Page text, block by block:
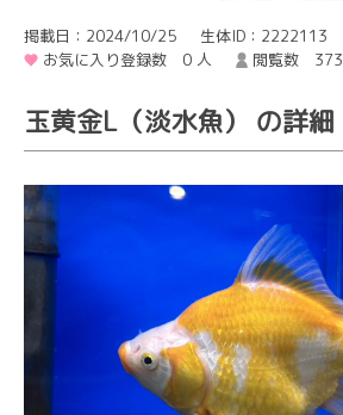
掲載日：2024/10/25
生体ID：2222113
お気に入り登録数 0 人
閲覧数 373
玉黄金L（淡水魚） の詳細